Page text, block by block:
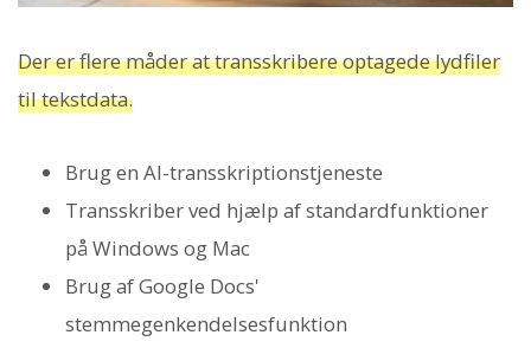
Der er flere måder at transskribere optagede lydfiler
til tekstdata.
Brug en AI-transskriptionstjeneste
Transskriber ved hjælp af standardfunktioner
på Windows og Mac
Brug af Google Docs'
stemmegenkendelsesfunktion